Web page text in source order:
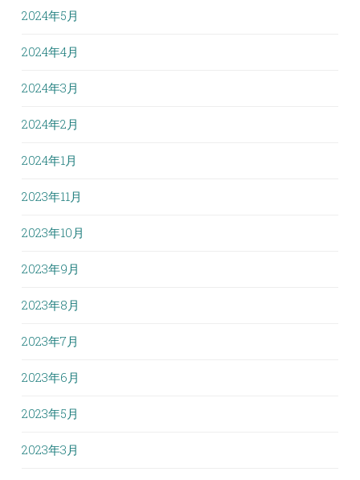
2024年5月
2024年4月
2024年3月
2024年2月
2024年1月
2023年11月
2023年10月
2023年9月
2023年8月
2023年7月
2023年6月
2023年5月
2023年3月